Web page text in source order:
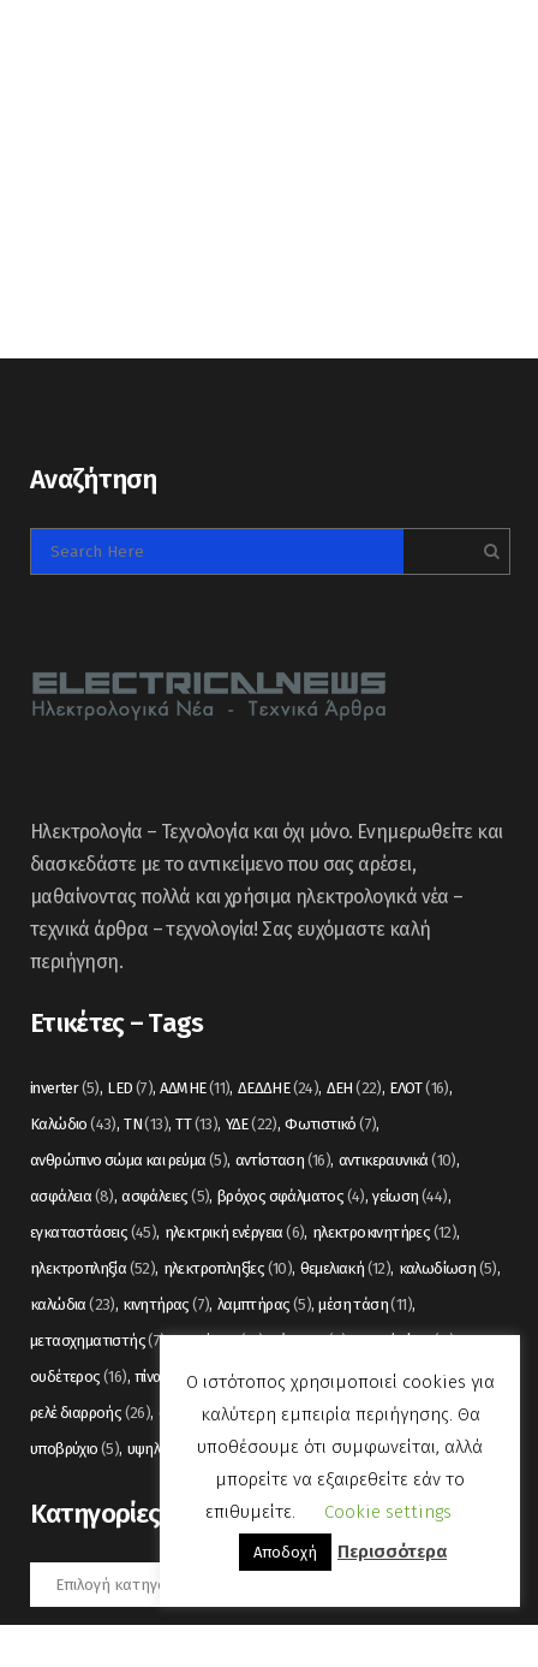
Αναζήτηση
Ηλεκτρολογία – Τεχνολογία και όχι μόνο. Ενημερωθείτε και
διασκεδάστε με το αντικείμενο που σας αρέσει,
μαθαίνοντας πολλά και χρήσιμα ηλεκτρολογικά νέα –
τεχνικά άρθρα – τεχνολογία! Σας ευχόμαστε καλή
περιήγηση.
Ετικέτες – Tags
inverter(5) LED (7) ΑΔΜΗΕ(11) ΔΕΔΔΗΕ(24) ΔΕΗ (22) ΕΛΟΤ(16)
Καλώδιο (43) ΤΝ(13) ΤΤ(13) ΥΔΕ(22) Φωτιστικό (7)
ανθρώπινο σώμα και ρεύμα (5) αντίσταση (16) αντικεραυνικά (10)
ασφάλεια (8) ασφάλειες (5) βρόχος σφάλματος (4) γείωση (44)
εγκαταστάσεις (45) ηλεκτρική ενέργεια (6) ηλεκτροκινητήρες (12)
ηλεκτροπληξία (52) ηλεκτροπληξίες (10) θεμελιακή (12) καλωδίωση (5)
καλώδια (23) κινητήρας (7) λαμπτήρας (5) μέση τάση(11)
μετασχηματιστής(7) μετρήσεις(12) μόνωση(6) οπτικές ίνες(11)
ουδέτερος (16) πίνακας (17) πίνακες(7) πυρανίχνευση (6) ρελέ(36)
ρελέ διαρροής (26) συναγερμός(5) σωληνώσεις(5) τάση(13)
υποβρύχιο (5) υψηλή τάση(8) φωτισμός (6)
Kατηγορίες
Kατηγορίες
Ο ιστότοπος χρησιμοποιεί cookies για
καλύτερη εμπειρία περιήγησης. Θα
υποθέσουμε ότι συμφωνείται, αλλά
μπορείτε να εξαιρεθείτε εάν το
επιθυμείτε.
Cookie settings
Αποδοχή Περισσότερα